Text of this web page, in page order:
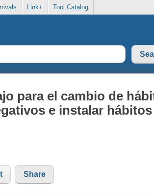
Link+ Tool Catalog
para el cambio de
e instalar
Share